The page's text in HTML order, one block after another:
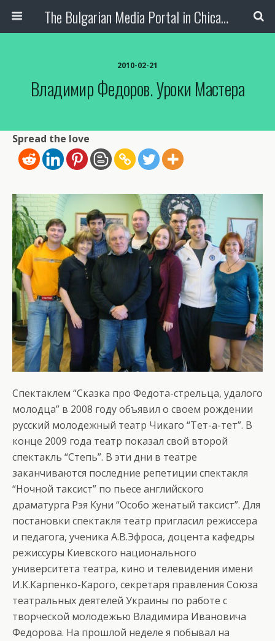
The Bulgarian Media Portal in Chicago
2010-02-21
Владимир Федоров. Уроки Мастера
Spread the love
Спектаклем “Сказка про Федота-стрельца, удалого
молодца” в 2008 году объявил о своем рождении
русский молодежный театр Чикаго “Тет-а-тет”. В
конце 2009 года театр показал свой второй
спектакль “Степь”. В эти дни в театре
заканчиваются последние репетиции спектакля
“Ночной таксист” по пьесе английского
драматурга Рэя Куни “Особо женатый таксист”. Для
постановки спектакля театр пригласил режиссера
и педагога, ученика А.В.Эфроса, доцента кафедры
режиссуры Киевского национального
университета театра, кино и телевидения имени
И.К.Карпенко-Карого, секретаря правления Союза
театральных деятелей Украины по работе с
творческой молодежью Владимира Ивановича
Федорова. На прошлой неделе я побывал на